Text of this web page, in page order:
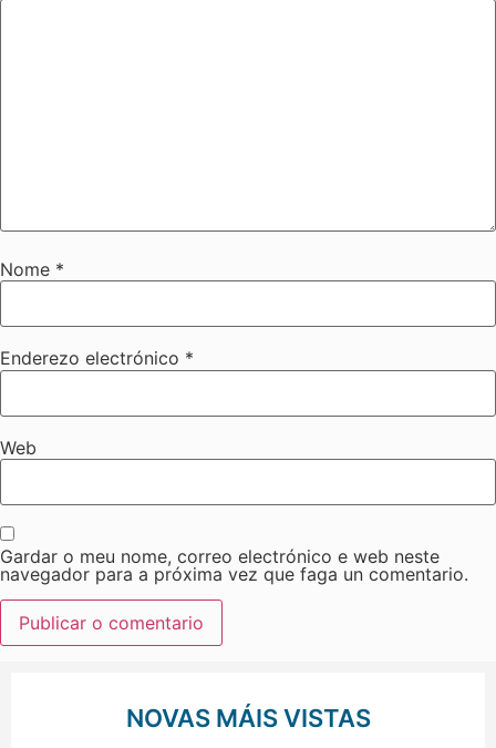
Nome *
Enderezo electrónico *
Web
Gardar o meu nome, correo electrónico e web neste
navegador para a próxima vez que faga un comentario.
NOVAS MÁIS VISTAS